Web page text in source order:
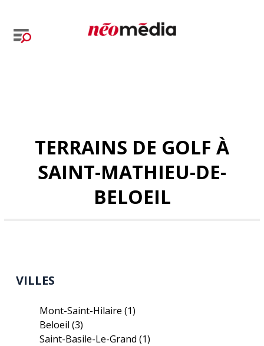
TERRAINS DE GOLF À
SAINT-MATHIEU-DE-
BELOEIL
VILLES
Mont-Saint-Hilaire(1)
Beloeil(3)
Saint-Basile-Le-Grand(1)